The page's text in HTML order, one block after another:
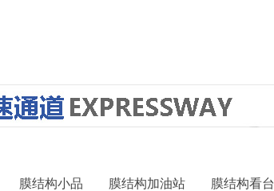
膜结构小品 膜结构加油站 膜结构看台